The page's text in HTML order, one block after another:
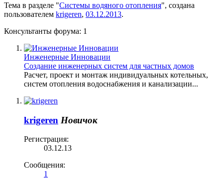
Тема в разделе "Системы водяного отопления", создана
пользователем krigeren, 03.12.2013.
Консультанты форума: 1
Инженерные Инновации
Создание инженерных систем для частных домов
Расчет, проект и монтаж индивидуальных котельных,
систем отопления водоснабжения и канализации...
krigeren Новичок
Регистрация:
03.12.13
Сообщения:
1